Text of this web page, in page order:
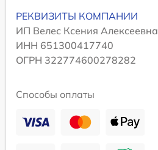
РЕКВИЗИТЫ КОМПАНИИ
ИП Велес Ксения Алексеевна
ИНН 651300417740
ОГРН 322774600278282
Способы оплаты